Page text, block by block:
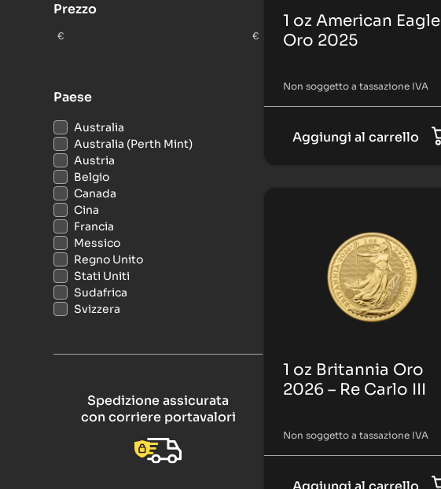
Prezzo
€ €
Paese
Australia
Australia (Perth Mint)
Austria
Belgio
Canada
Cina
Francia
Messico
Regno Unito
Stati Uniti
Sudafrica
Svizzera
Spedizione assicurata
con corriere portavalori
1 oz American Eagle
Oro 2025
Non soggetto a tassazione IVA
Aggiungi al carrello
1 oz Britannia Oro
2026 – Re Carlo III
Non soggetto a tassazione IVA